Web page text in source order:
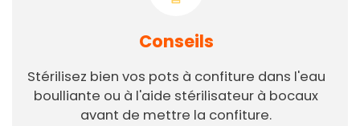
Conseils
Stérilisez bien vos pots à confiture dans l'eau
boulliante ou à l'aide stérilisateur à bocaux
avant de mettre la confiture.